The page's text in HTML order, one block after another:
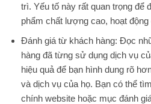
trì. Yếu tố này rất quan trọng để
phẩm chất lượng cao, hoạt động
Đánh giá từ khách hàng: Đọc
hàng đã từng sử dụng dịch vụ
hiệu quả để bạn hình dung rõ
và dịch vụ của họ. Bạn có thể
chính website hoặc mục đánh